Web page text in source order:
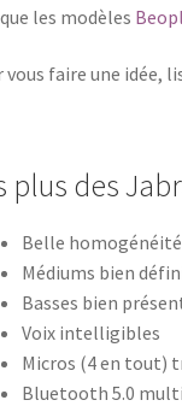
les modèles
vous faire une idée,
plus des
Belle
Médiums bien
Basses bien
Voix intelligibles
Micros (4 en tout)
Bluetooth 5.0